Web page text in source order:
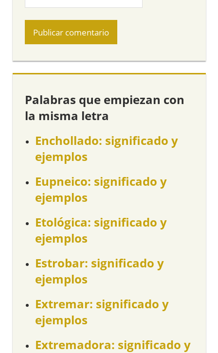
Palabras que empiezan con
la misma letra
Enchollado: significado y
ejemplos
Eupneico: significado y
ejemplos
Etológica: significado y
ejemplos
Estrobar: significado y
ejemplos
Extremar: significado y
ejemplos
Extremadora: significado y